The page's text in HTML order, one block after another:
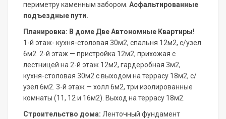
периметру каменным забором. Асфальтированные
подъездные пути.
Планировка: В доме Две Автономные Квартиры!
1-й этаж- кухня-столовая 30м2, спальня 12м2, с/узел
6м2. 2-й этаж — пристройка 12м2, прихожая с
лестницей на 2-й этаж 12м2, гардеробная 3м2,
кухня-столовая 30м2 с выходом на террасу 18м2, с/
узел 6м2. 3-й этаж — холл 6м2, три изолированные
комнаты (11, 12 и 16м2). Выход на террасу 18м2.
Строительство дома: Ленточный фундамент